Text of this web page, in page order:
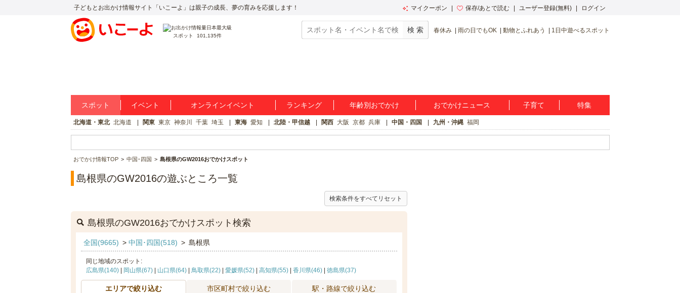
子どもとお出かけ情報サイト「いこーよ」は親子の成長、夢の育みを応援します！ マイクーポン 保存/あとで読む ユーザー登録(無料) ログイン
スポット 101,135件
春休み 雨の日でもOK 動物とふれあう 1日中遊べるスポット
スポット イベント オンラインイベント ランキング 年齢別おでかけ おでかけニュース 子育て 特集
北海道・東北 北海道 関東 東京 神奈川 千葉 埼玉 東海 愛知 北陸・甲信越 関西 大阪 京都 兵庫 中国・四国 九州・沖縄 福岡
おでかけ情報TOP 中国･四国 島根県のGW2016おでかけスポット
島根県のGW2016の遊ぶところ一覧
検索条件をすべてリセット
島根県のGW2016おでかけスポット検索
全国(9665) > 中国･四国(518) > 島根県
同じ地域のスポット:
広島県(140)| 岡山県(67)| 山口県(64)| 鳥取県(22)| 愛媛県(52)| 高知県(55)| 香川県(46)| 徳島県(37)
エリアで絞り込む 市区町村で絞り込む 駅・路線で絞り込む